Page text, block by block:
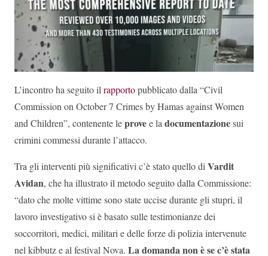
L’incontro ha seguito il rapportopubblicato dalla “Civil
Commission on October 7 Crimes by Hamas against Women
and Children”, contenente leprovee la documentazionesui
crimini commessi durante l’attacco.
Tra gli interventi più significativi c’è stato quello di Vardit
Avidan, che ha illustrato il metodo seguito dalla Commissione:
“dato che molte vittime sono state uccise durante gli stupri, il
lavoro investigativo si è basato sulle testimonianze dei
soccorritori, medici, militari e delle forze di polizia intervenute
nel kibbutz e al festival Nova. La domanda non è se c’è stata